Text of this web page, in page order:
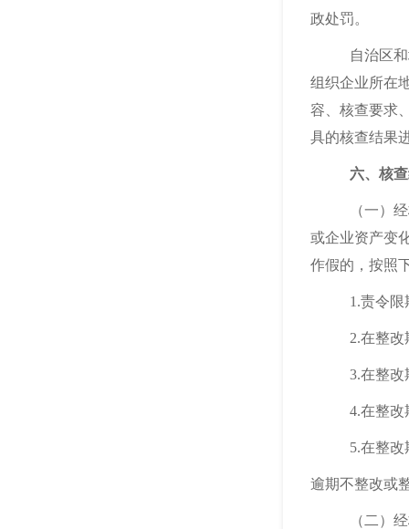
政处罚。
自治区
组织企业所在
容、核查要求
具的核查结果
六、核
（一）
或企业资产变
作假的，按照
1.责令
2.在整
3.在整
4.在整
5.在整
逾期不整改或
（二）